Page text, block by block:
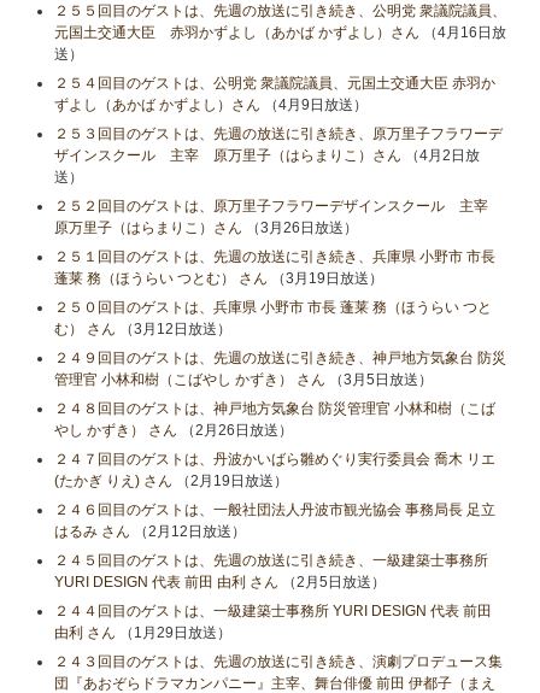
２５５回目のゲストは、先週の放送に引き続き、公明党 衆議院議員、
元国土交通大臣 赤羽かずよし（あかば かずよし）さん （4月16日放
送）
２５４回目のゲストは、公明党 衆議院議員、元国土交通大臣 赤羽か
ずよし（あかば かずよし）さん （4月9日放送）
２５３回目のゲストは、先週の放送に引き続き、原万里子フラワーデ
ザインスクール 主宰 原万里子（はらまりこ）さん （4月2日放
送）
２５２回目のゲストは、原万里子フラワーデザインスクール 主宰
原万里子（はらまりこ）さん （3月26日放送）
２５１回目のゲストは、先週の放送に引き続き、兵庫県 小野市 市長
蓬莱 務（ほうらい つとむ） さん （3月19日放送）
２５０回目のゲストは、兵庫県 小野市 市長 蓬莱 務（ほうらい つと
む） さん （3月12日放送）
２４９回目のゲストは、先週の放送に引き続き、神戸地方気象台 防災
管理官 小林和樹（こばやし かずき） さん （3月5日放送）
２４８回目のゲストは、神戸地方気象台 防災管理官 小林和樹（こば
やし かずき） さん （2月26日放送）
２４７回目のゲストは、丹波かいばら雛めぐり実行委員会 喬木 リエ
(たかぎ りえ) さん （2月19日放送）
２４６回目のゲストは、一般社団法人丹波市観光協会 事務局長 足立
はるみ さん （2月12日放送）
２４５回目のゲストは、先週の放送に引き続き、一級建築士事務所
YURI DESIGN 代表 前田 由利 さん （2月5日放送）
２４４回目のゲストは、一級建築士事務所 YURI DESIGN 代表 前田
由利 さん （1月29日放送）
２４３回目のゲストは、先週の放送に引き続き、演劇プロデュース集
団『あおぞらドラマカンパニー』主宰、舞台俳優 前田 伊都子（まえ